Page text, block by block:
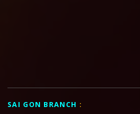
SAI GON BRANCH :